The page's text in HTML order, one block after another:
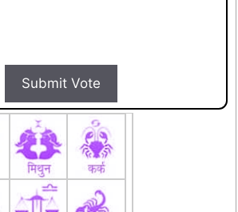
Submit Vote